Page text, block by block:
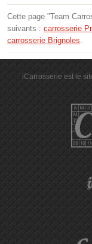
Cette page "Team
suivants : carrosserie
carrosserie Brignoles.
iCarrosserie est le